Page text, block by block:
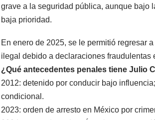
grave a la seguridad pública, aunque bajo
baja prioridad.
En enero de 2025, se le permitió regresar
ilegal debido a declaraciones fraudulentas
¿Qué antecedentes penales tiene Julio
2012: detenido por conducir bajo
condicional.
2023: orden de arresto en México por